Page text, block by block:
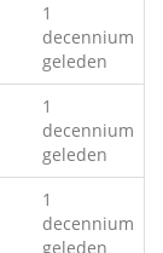
1
decennium
geleden
1
decennium
geleden
1
decennium
geleden